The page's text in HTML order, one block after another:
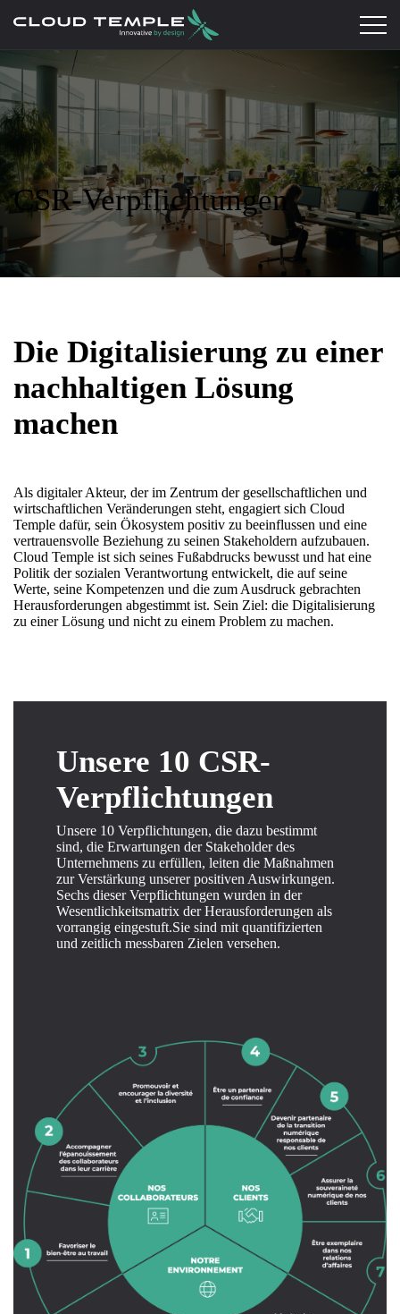
CSR-Verpflichtungen
Die Digitalisierung zu einer
nachhaltigen Lösung
machen
Als digitaler Akteur, der im Zentrum der gesellschaftlichen und
wirtschaftlichen Veränderungen steht, engagiert sich Cloud
Temple dafür, sein Ökosystem positiv zu beeinflussen und eine
vertrauensvolle Beziehung zu seinen Stakeholdern aufzubauen.
Cloud Temple ist sich seines Fußabdrucks bewusst und hat eine
Politik der sozialen Verantwortung entwickelt, die auf seine
Werte, seine Kompetenzen und die zum Ausdruck gebrachten
Herausforderungen abgestimmt ist. Sein Ziel: die Digitalisierung
zu einer Lösung und nicht zu einem Problem zu machen.
Unsere 10 CSR-
Verpflichtungen
Unsere 10 Verpflichtungen, die dazu bestimmt
sind, die Erwartungen der Stakeholder des
Unternehmens zu erfüllen, leiten die Maßnahmen
zur Verstärkung unserer positiven Auswirkungen.
Sechs dieser Verpflichtungen wurden in der
Wesentlichkeitsmatrix der Herausforderungen als
vorrangig eingestuft.Sie sind mit quantifizierten
und zeitlich messbaren Zielen versehen.